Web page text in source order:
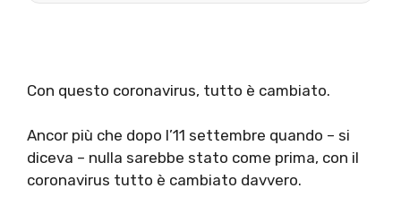
Con questo coronavirus, tutto è cambiato.
Ancor più che dopo l’11 settembre quando – si
diceva – nulla sarebbe stato come prima, con il
coronavirus tutto è cambiato davvero.